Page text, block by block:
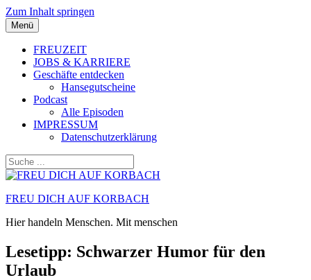
Zum Inhalt springen
Menü
FREUZEIT
JOBS & KARRIERE
Geschäfte entdecken
Hansegutscheine
Podcast
Alle Episoden
IMPRESSUM
Datenschutzerklärung
FREU DICH AUF KORBACH
Hier handeln Menschen. Mit menschen
Lesetipp: Schwarzer Humor für den
Urlaub